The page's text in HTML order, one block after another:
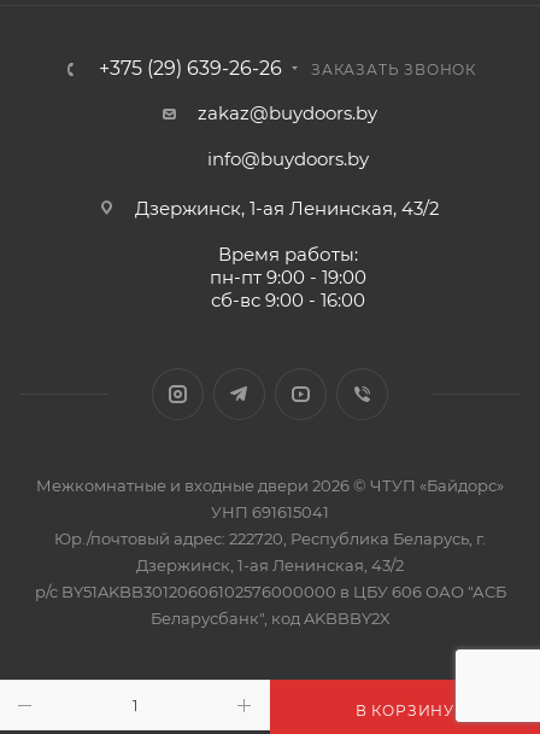
В КОРЗИНУ
+375 (29) 639-26-26 ЗАКАЗАТЬ ЗВОНОК
zakaz@buydoors.by
info@buydoors.by
Дзержинск, 1-ая Ленинская, 43/2
Время работы:
пн-пт 9:00 - 19:00
сб-вс 9:00 - 16:00
Межкомнатные и входные двери 2026 © ЧТУП «Байдорс»
УНП 691615041
Юр./почтовый адрес: 222720, Республика Беларусь, г.
Дзержинск, 1-ая Ленинская, 43/2
р/с BY51AKBB30120606102576000000 в ЦБУ 606 ОАО "АСБ
Беларусбанк", код AKBBBY2X